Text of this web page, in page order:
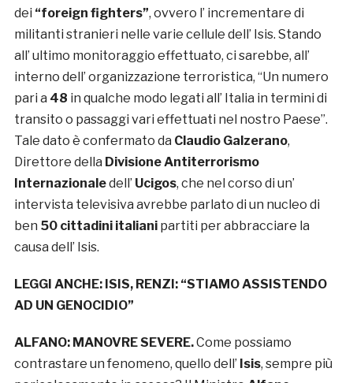
dei “foreign fighters”, ovvero l’ incrementare di
militanti stranieri nelle varie cellule dell’ Isis. Stando
all’ ultimo monitoraggio effettuato, ci sarebbe, all’
interno dell’ organizzazione terroristica, “Un numero
pari a 48 in qualche modo legati all’ Italia in termini di
transito o passaggi vari effettuati nel nostro Paese”.
Tale dato è confermato da Claudio Galzerano,
Direttore della Divisione Antiterrorismo
Internazionaledell’ Ucigos, che nel corso di un’
intervista televisiva avrebbe parlato di un nucleo di
ben 50 cittadini italianipartiti per abbracciare la
causa dell’ Isis.
LEGGI ANCHE:ISIS, RENZI: “STIAMO ASSISTENDO
AD UN GENOCIDIO”
ALFANO: MANOVRE SEVERE.Come possiamo
contrastare un fenomeno, quello dell’ Isis, sempre più